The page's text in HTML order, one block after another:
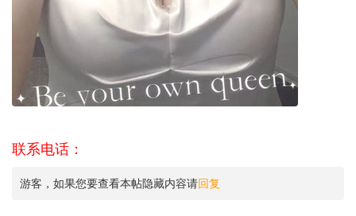
联系电话：
游客，如果您要查看本帖隐藏内容请回复